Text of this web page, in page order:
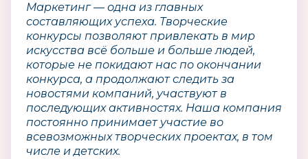
Маркетинг — одна из главных
составляющих успеха. Творческие
конкурсы позволяют привлекать в мир
искусства всё больше и больше людей,
которые не покидают нас по окончании
конкурса, а продолжают следить за
новостями компаний, участвуют в
последующих активностях. Наша компания
постоянно принимает участие во
всевозможных творческих проектах, в том
числе и детских.